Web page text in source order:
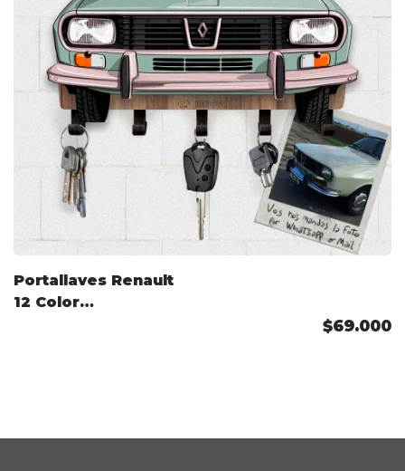
Portallaves Renault
12 Color
$69.000